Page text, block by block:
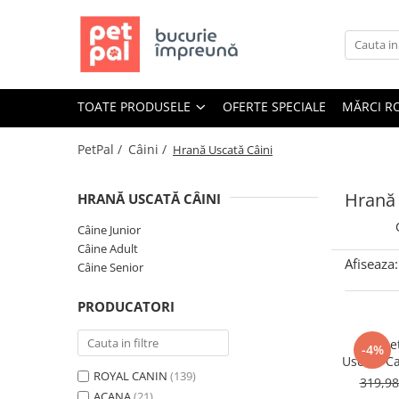
Toate Produsele
Câine Junior
Câine Senior
Câine Junior
Câine Adult
TOATE PRODUSELE OFERTE SPECIALE MĂRCI
PetPal / Câini / Hrană Uscată Câini
HRANĂ USCATĂ CÂINI
Câine Junior
Câine Adult
Câine Senior
PRODUCATORI
ROYAL CANIN (139)
Afiseaza:
-4%
Uscata
Nature